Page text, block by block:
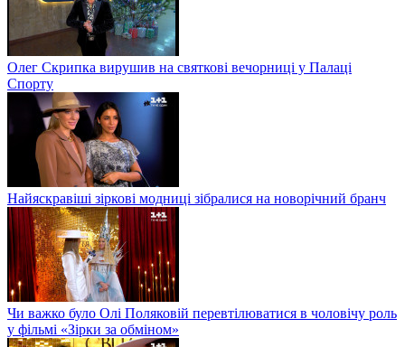
Олег Скрипка вирушив на святкові вечорниці у Палаці
Спорту
Найяскравіші зіркові модниці зібралися на новорічний бранч
Чи важко було Олі Поляковій перевтілюватися в чоловічу роль
у фільмі «Зірки за обміном»